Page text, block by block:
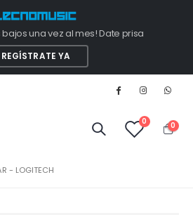
bajos una vez al mes! Date prisa
REGÍSTRATE YA
0 0
- LOGITECH